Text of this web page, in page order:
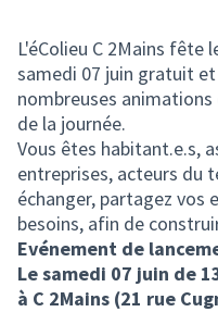
(Lien externe)
L'éColieu C 2Mains fête
samedi 07 juin gratuit
nombreuses
de la journée.
Vous êtes habitant.e.s,
entreprises, acteurs du
échanger, partagez vos
besoins, afin de
Evénement de
Le samedi 07 juin de
à C 2Mains (21 rue